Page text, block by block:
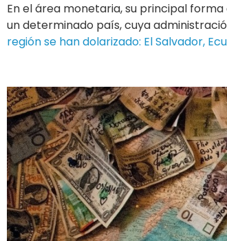
En el área monetaria, su principal
un determinado país, cuya
región se han dolarizado: El Salvador,